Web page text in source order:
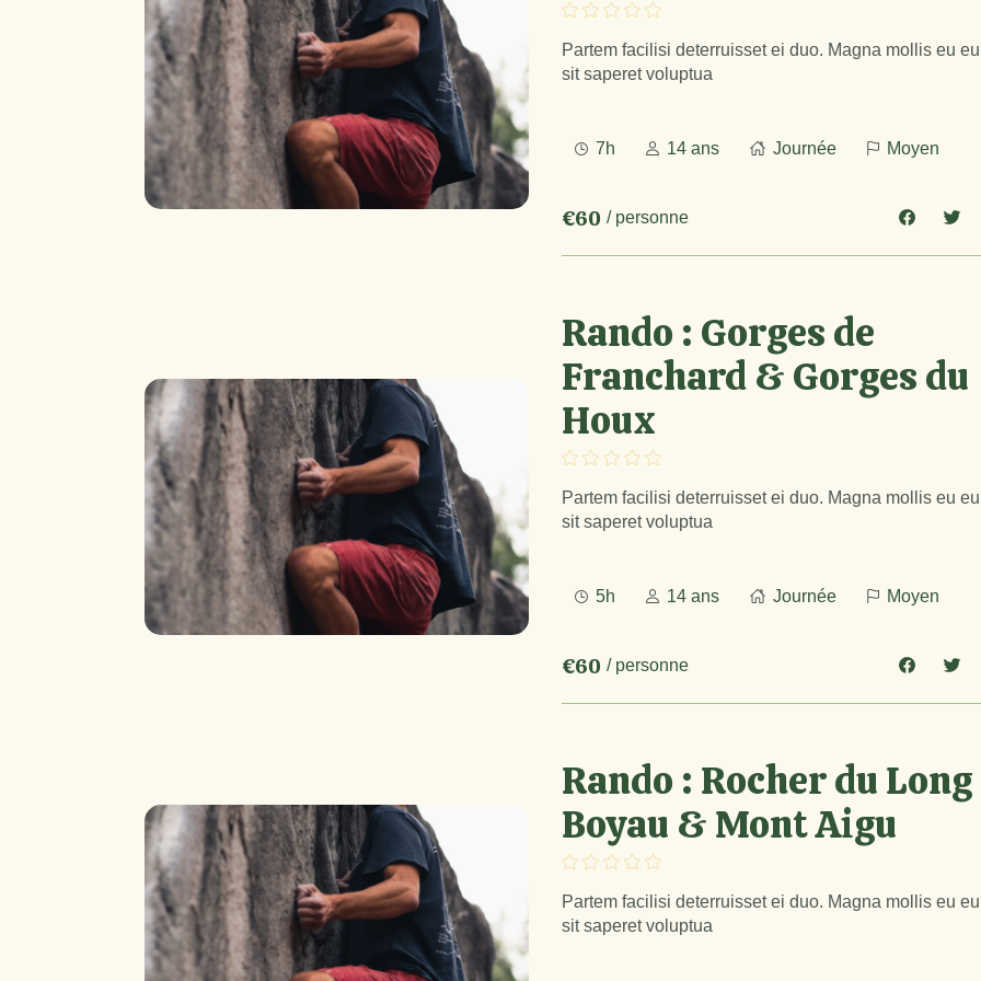
Partem facilisi deterruisset ei duo. Magna mollis eu
sit saperet voluptua
7h 14 ans Journée Moyen
€60 / personne
Rando : Gorges de
Franchard & Gorges du
Houx
Partem facilisi deterruisset ei duo. Magna mollis eu
sit saperet voluptua
5h 14 ans Journée Moyen
€60 / personne
Rando : Rocher du Long
Boyau & Mont Aigu
Partem facilisi deterruisset ei duo. Magna mollis eu
sit saperet voluptua